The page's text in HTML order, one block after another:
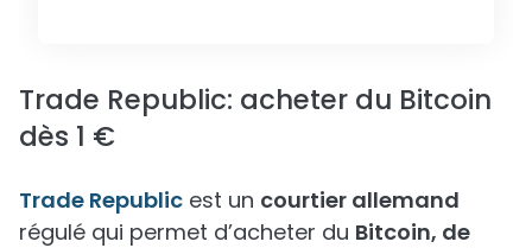
Trade Republic: acheter du Bitcoin
dès 1 €
Trade Republic est un courtier allemand
régulé qui permet d’acheter du Bitcoin, de